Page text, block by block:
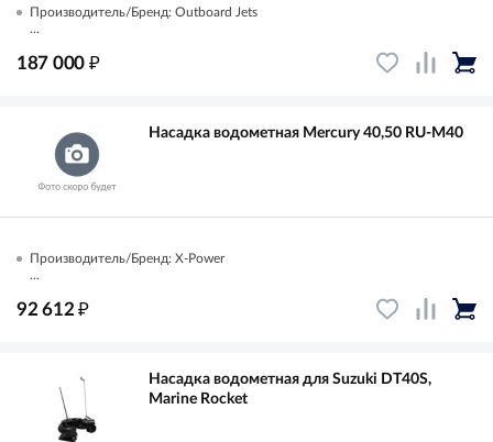
Производитель/Бренд: Outboard Jets
...
187 000 ₽
Насадка водометная Mercury 40,50 RU-M40
Производитель/Бренд: X-Power
...
92 612 ₽
Насадка водометная для Suzuki DT40S,
Marine Rocket